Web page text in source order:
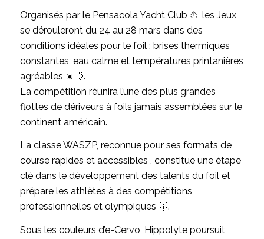
Organisés par le Pensacola Yacht Club ⛵, les Jeux
se dérouleront du 24 au 28 mars dans des
conditions idéales pour le foil : brises thermiques
constantes, eau calme et températures printanières
agréables ☀️💨.
La compétition réunira l’une des plus grandes
flottes de dériveurs à foils jamais assemblées sur le
continent américain.
La classe WASZP, reconnue pour ses formats de
course rapides et accessibles , constitue une étape
clé dans le développement des talents du foil et
prépare les athlètes à des compétitions
professionnelles et olympiques 🥇.
Sous les couleurs d’e-Cervo, Hippolyte poursuit